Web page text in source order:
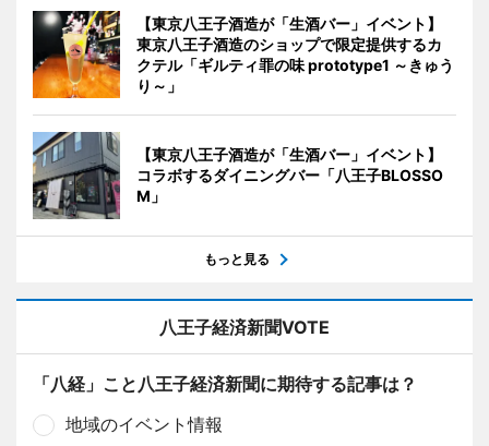
【東京八王子酒造が「生酒バー」イベント】
東京八王子酒造のショップで限定提供するカ
クテル「ギルティ罪の味 prototype1 ～きゅう
り～」
【東京八王子酒造が「生酒バー」イベント】
コラボするダイニングバー「八王子BLOSSO
M」
もっと見る
八王子経済新聞VOTE
「八経」こと八王子経済新聞に期待する記事は？
地域のイベント情報